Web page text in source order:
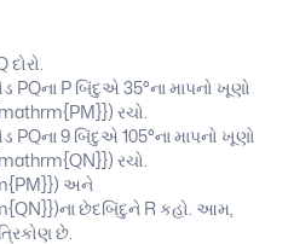
PQના P બિંદુએ 35°ના માપનો ખૂણો
રચો.
PQના 9 બિંદુએ 105°ના માપનો ખૂણો
રચો.
અને
છેદબિંદુને R કહો. આમ,
છે.